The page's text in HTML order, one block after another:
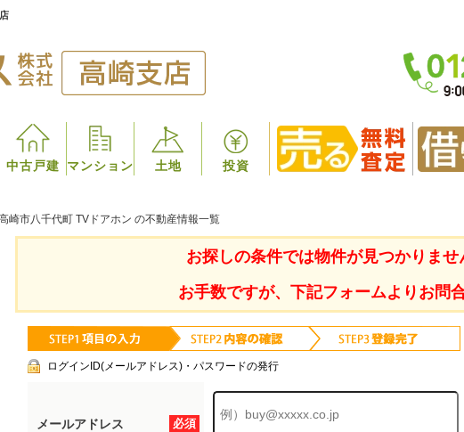
中古戸建 マンション 土地 投資
崎市八千代町 TVドアホン の不動産情報一覧
お探しの条件では物件が見つかりませ
お手数ですが、下記フォームよりお問
ログインID(メールアドレス)・パスワードの発行
必須
メールアドレス